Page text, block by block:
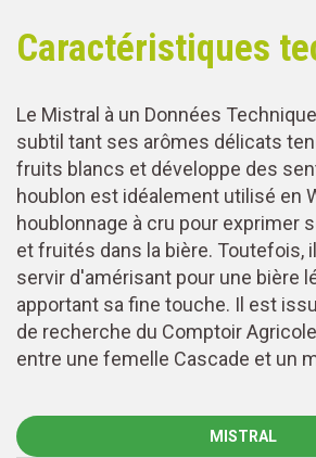
Caractéristiques
Le Mistral à un Données
subtil tant ses arômes délicats
fruits blancs et développe des
houblon est idéalement utilisé en
houblonnage à cru pour exprimer
et fruités dans la bière. Toutefois,
servir d'amérisant pour une bière
apportant sa fine touche. Il est
de recherche du Comptoir
entre une femelle Cascade et un
MISTRAL